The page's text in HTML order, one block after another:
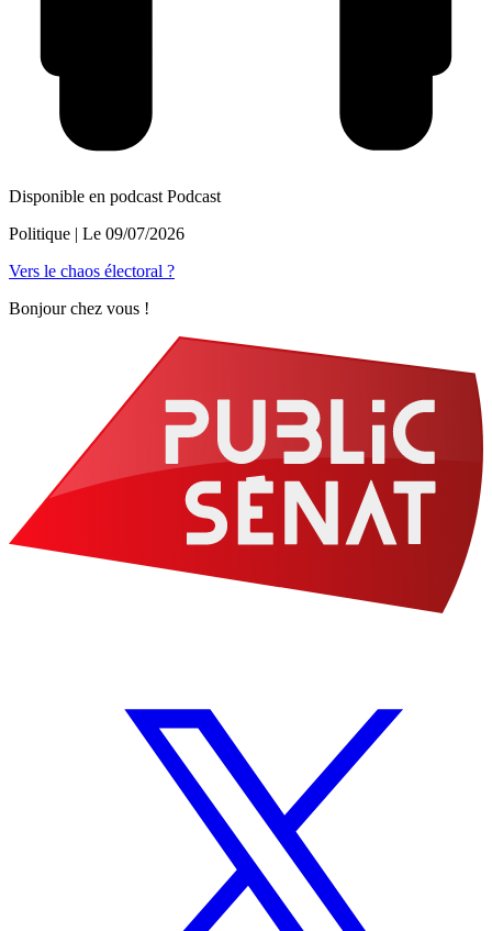
Disponible en podcast Podcast
Politique | Le 09/07/2026
Vers le chaos électoral ?
Bonjour chez vous !